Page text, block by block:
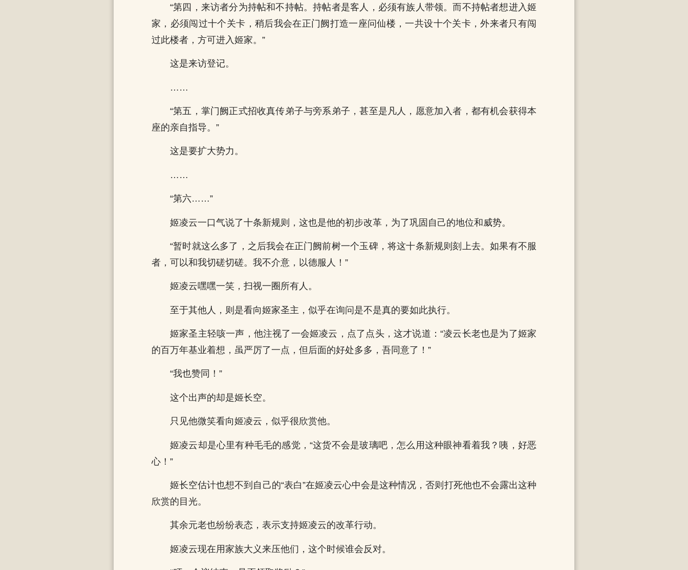
“第四，来访者分为持帖和不持帖。持帖者是客人，必须有族人带领。而不持帖者想进入姬
家，必须闯过十个关卡，稍后我会在正门阙打造一座问仙楼，一共设十个关卡，外来者只有闯
过此楼者，方可进入姬家。”
这是来访登记。
……
“第五，掌门阙正式招收真传弟子与旁系弟子，甚至是凡人，愿意加入者，都有机会获得本
座的亲自指导。”
这是要扩大势力。
……
“第六……”
姬凌云一口气说了十条新规则，这也是他的初步改革，为了巩固自己的地位和威势。
“暂时就这么多了，之后我会在正门阙前树一个玉碑，将这十条新规则刻上去。如果有不服
者，可以和我切磋切磋。我不介意，以德服人！”
姬凌云嘿嘿一笑，扫视一圈所有人。
至于其他人，则是看向姬家圣主，似乎在询问是不是真的要如此执行。
姬家圣主轻咳一声，他注视了一会姬凌云，点了点头，这才说道：“凌云长老也是为了姬家
的百万年基业着想，虽严厉了一点，但后面的好处多多，吾同意了！”
“我也赞同！”
这个出声的却是姬长空。
只见他微笑看向姬凌云，似乎很欣赏他。
姬凌云却是心里有种毛毛的感觉，“这货不会是玻璃吧，怎么用这种眼神看着我？咦，好恶
心！”
姬长空估计也想不到自己的“表白”在姬凌云心中会是这种情况，否则打死他也不会露出这种
欣赏的目光。
其余元老也纷纷表态，表示支持姬凌云的改革行动。
姬凌云现在用家族大义来压他们，这个时候谁会反对。